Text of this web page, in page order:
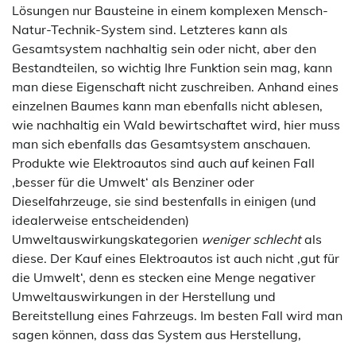
Lösungen nur Bausteine in einem komplexen Mensch-
Natur-Technik-System sind. Letzteres kann als
Gesamtsystem nachhaltig sein oder nicht, aber den
Bestandteilen, so wichtig Ihre Funktion sein mag, kann
man diese Eigenschaft nicht zuschreiben. Anhand eines
einzelnen Baumes kann man ebenfalls nicht ablesen,
wie nachhaltig ein Wald bewirtschaftet wird, hier muss
man sich ebenfalls das Gesamtsystem anschauen.
Produkte wie Elektroautos sind auch auf keinen Fall
‚besser für die Umwelt‘ als Benziner oder
Dieselfahrzeuge, sie sind bestenfalls in einigen (und
idealerweise entscheidenden)
Umweltauswirkungskategorien weniger schlechtals
diese. Der Kauf eines Elektroautos ist auch nicht ‚gut für
die Umwelt‘, denn es stecken eine Menge negativer
Umweltauswirkungen in der Herstellung und
Bereitstellung eines Fahrzeugs. Im besten Fall wird man
sagen können, dass das System aus Herstellung,